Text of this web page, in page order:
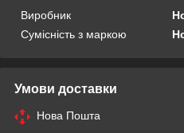
Виробник
Сумісність з маркою
Умови доставки
Нова Пошта